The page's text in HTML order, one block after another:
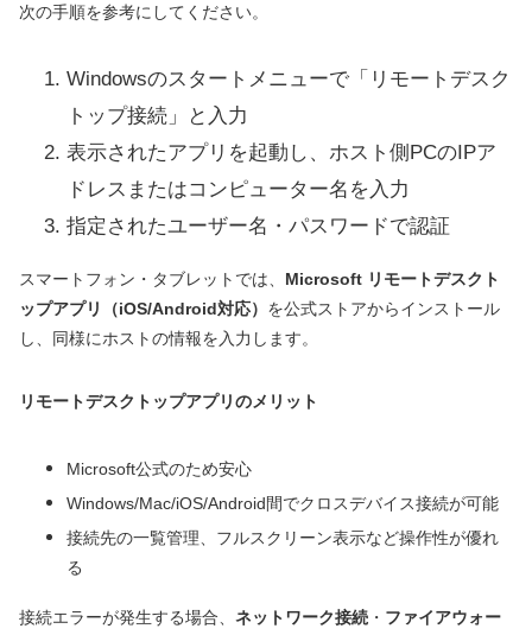
次の手順を参考にしてください。
Windowsのスタートメニューで「リモートデスク
トップ接続」と入力
表示されたアプリを起動し、ホスト側PCのIPア
ドレスまたはコンピューター名を入力
指定されたユーザー名・パスワードで認証
スマートフォン・タブレットでは、 Microsoft リモートデスクト
ップアプリ（iOS/Android対応） を公式ストアからインストール
し、同様にホストの情報を入力します。
リモートデスクトップアプリのメリット
Microsoft公式のため安心
Windows/Mac/iOS/Android間でクロスデバイス接続が可能
接続先の一覧管理、フルスクリーン表示など操作性が優れ
る
接続エラーが発生する場合、 ネットワーク接続 ・ ファイアウォー